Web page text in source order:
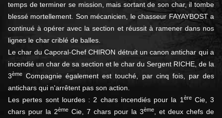
temps de terminer se mission, mais sortant de son char, il tombe
blessé mortellement. Son mécanicien, le chasseur FAYAYBOST a
continué à opérer avec la section et réussit à ramener dans nos
lignes le char criblé de balles.
Le char du Caporal-Chef CHIRON détruit un canon antichar qui a
incendié un char de sa section et le char du Sergent RICHE, de la
3ème Compagnie également est touché, par cinq fois, par des
antichars qui n'arrêtent pas son action.
Les pertes sont lourdes : 2 chars incendiés pour la 1 èreCie, 3
chars pour la 2ème Cie, 7 chars pour la 3ème
, et deux chefs de